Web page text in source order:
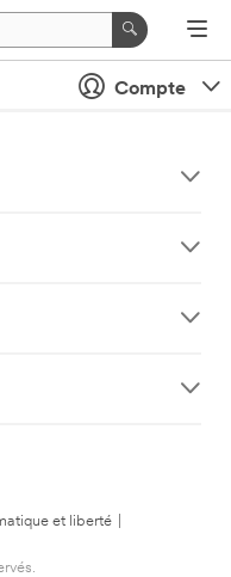
Compte
et liberté